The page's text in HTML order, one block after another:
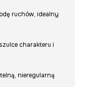
ruchów, idealny
charakteru i
nieregularną